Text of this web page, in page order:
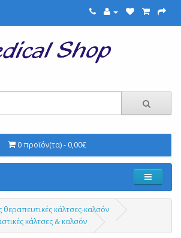
0 προϊόν(τα) - 0,00€
θεραπευτικές κάλτσες-καλσόν
κάλτσες & καλσόν